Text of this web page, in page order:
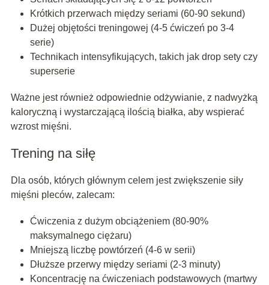
Krótkich przerwach między seriami (60-90 sekund)
Dużej objętości treningowej (4-5 ćwiczeń po 3-4
serie)
Technikach intensyfikujących, takich jak drop sety czy
superserie
Ważne jest również odpowiednie odżywianie, z nadwyżką
kaloryczną i wystarczającą ilością białka, aby wspierać
wzrost mięśni.
Trening na siłę
Dla osób, których głównym celem jest zwiększenie siły
mięśni pleców, zalecam:
Ćwiczenia z dużym obciążeniem (80-90%
maksymalnego ciężaru)
Mniejszą liczbę powtórzeń (4-6 w serii)
Dłuższe przerwy między seriami (2-3 minuty)
Koncentrację na ćwiczeniach podstawowych (martwy